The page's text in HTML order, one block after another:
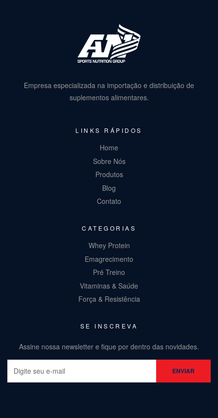
Empresa especializada na importação e distribuição de
suplementos alimentares.
LINKS RÁPIDOS
Home
Sobre Nós
Produtos
Blog
Contato
CATEGORIAS
Whey Protein
Emagrecimento
Pré Treino
Vitaminas & Saúde
Força & Resistência
SE INSCREVA
Assine nossa newsletter e fique por dentro das novidades.